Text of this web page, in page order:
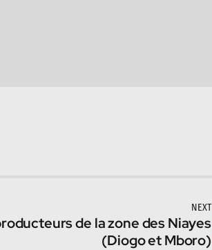
NEXT
de la zone des Niayes
(Diogo et Mboro)